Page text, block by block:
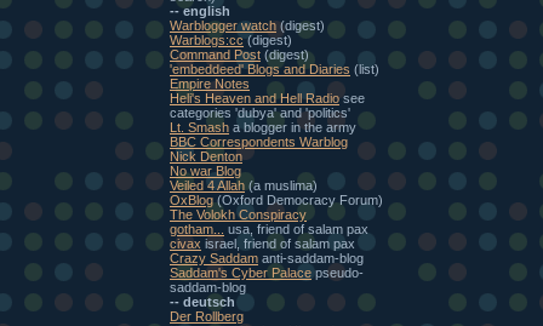
-- english
Warblogger watch(digest)
Warblogs:cc (digest)
Command Post (digest)
'embeddeed' Blogs and Diaries (list)
Empire Notes
Heli's Heaven and Hell Radiosee
categories 'dubya' and 'politics'
Lt. Smash a blogger in the army
BBC Correspondents Warblog
Nick Denton
No war Blog
Veiled 4 Allah (a muslima)
OxBlog (Oxford Democracy Forum)
The Volokh Conspiracy
gotham...
usa, friend of salam pax
civax israel, friend of salam pax
Crazy Saddam anti-saddam-blog
Saddam's Cyber Palace pseudo-
saddam-blog
-- deutsch
Der Rollberg